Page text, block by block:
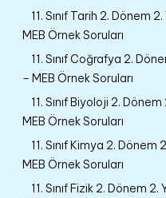
11. Sınıf Tarih 2. Dönem
MEB Örnek Soruları
11. Sınıf Coğrafya 2.
– MEB Örnek Soruları
11. Sınıf Biyoloji 2.
MEB Örnek Soruları
11. Sınıf Kimya 2. Dönem
MEB Örnek Soruları
11. Sınıf Fizik 2. Dönem